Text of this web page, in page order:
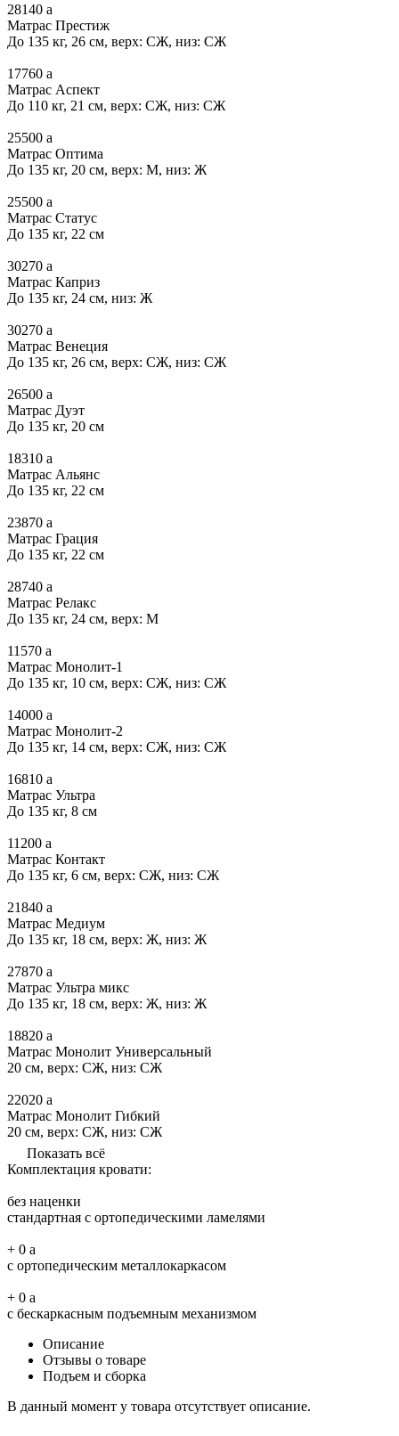
28140 a
Матрас Престиж
До 135 кг, 26 см, верх: СЖ, низ: СЖ
17760 a
Матрас Аспект
До 110 кг, 21 см, верх: СЖ, низ: СЖ
25500 a
Матрас Оптима
До 135 кг, 20 см, верх: М, низ: Ж
25500 a
Матрас Статус
До 135 кг, 22 см
30270 a
Матрас Каприз
До 135 кг, 24 см, низ: Ж
30270 a
Матрас Венеция
До 135 кг, 26 см, верх: СЖ, низ: СЖ
26500 a
Матрас Дуэт
До 135 кг, 20 см
18310 a
Матрас Альянс
До 135 кг, 22 см
23870 a
Матрас Грация
До 135 кг, 22 см
28740 a
Матрас Релакс
До 135 кг, 24 см, верх: М
11570 a
Матрас Монолит-1
До 135 кг, 10 см, верх: СЖ, низ: СЖ
14000 a
Матрас Монолит-2
До 135 кг, 14 см, верх: СЖ, низ: СЖ
16810 a
Матрас Ультра
До 135 кг, 8 см
11200 a
Матрас Контакт
До 135 кг, 6 см, верх: СЖ, низ: СЖ
21840 a
Матрас Медиум
До 135 кг, 18 см, верх: Ж, низ: Ж
27870 a
Матрас Ультра микс
До 135 кг, 18 см, верх: Ж, низ: Ж
18820 a
Матрас Монолит Универсальный
20 см, верх: СЖ, низ: СЖ
22020 a
Матрас Монолит Гибкий
20 см, верх: СЖ, низ: СЖ
Показать всё
Комплектация кровати:
без наценки
стандартная с ортопедическими ламелями
+ 0 a
с ортопедическим металлокаркасом
+ 0 a
с бескаркасным подъемным механизмом
Описание
Отзывы о товаре
Подъем и сборка
В данный момент у товара отсутствует описание.